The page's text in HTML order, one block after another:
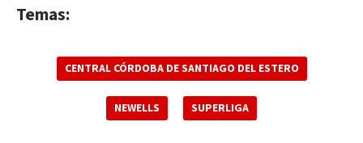
Temas:
CENTRAL CÓRDOBA DE SANTIAGO DEL ESTERO
NEWELLS SUPERLIGA